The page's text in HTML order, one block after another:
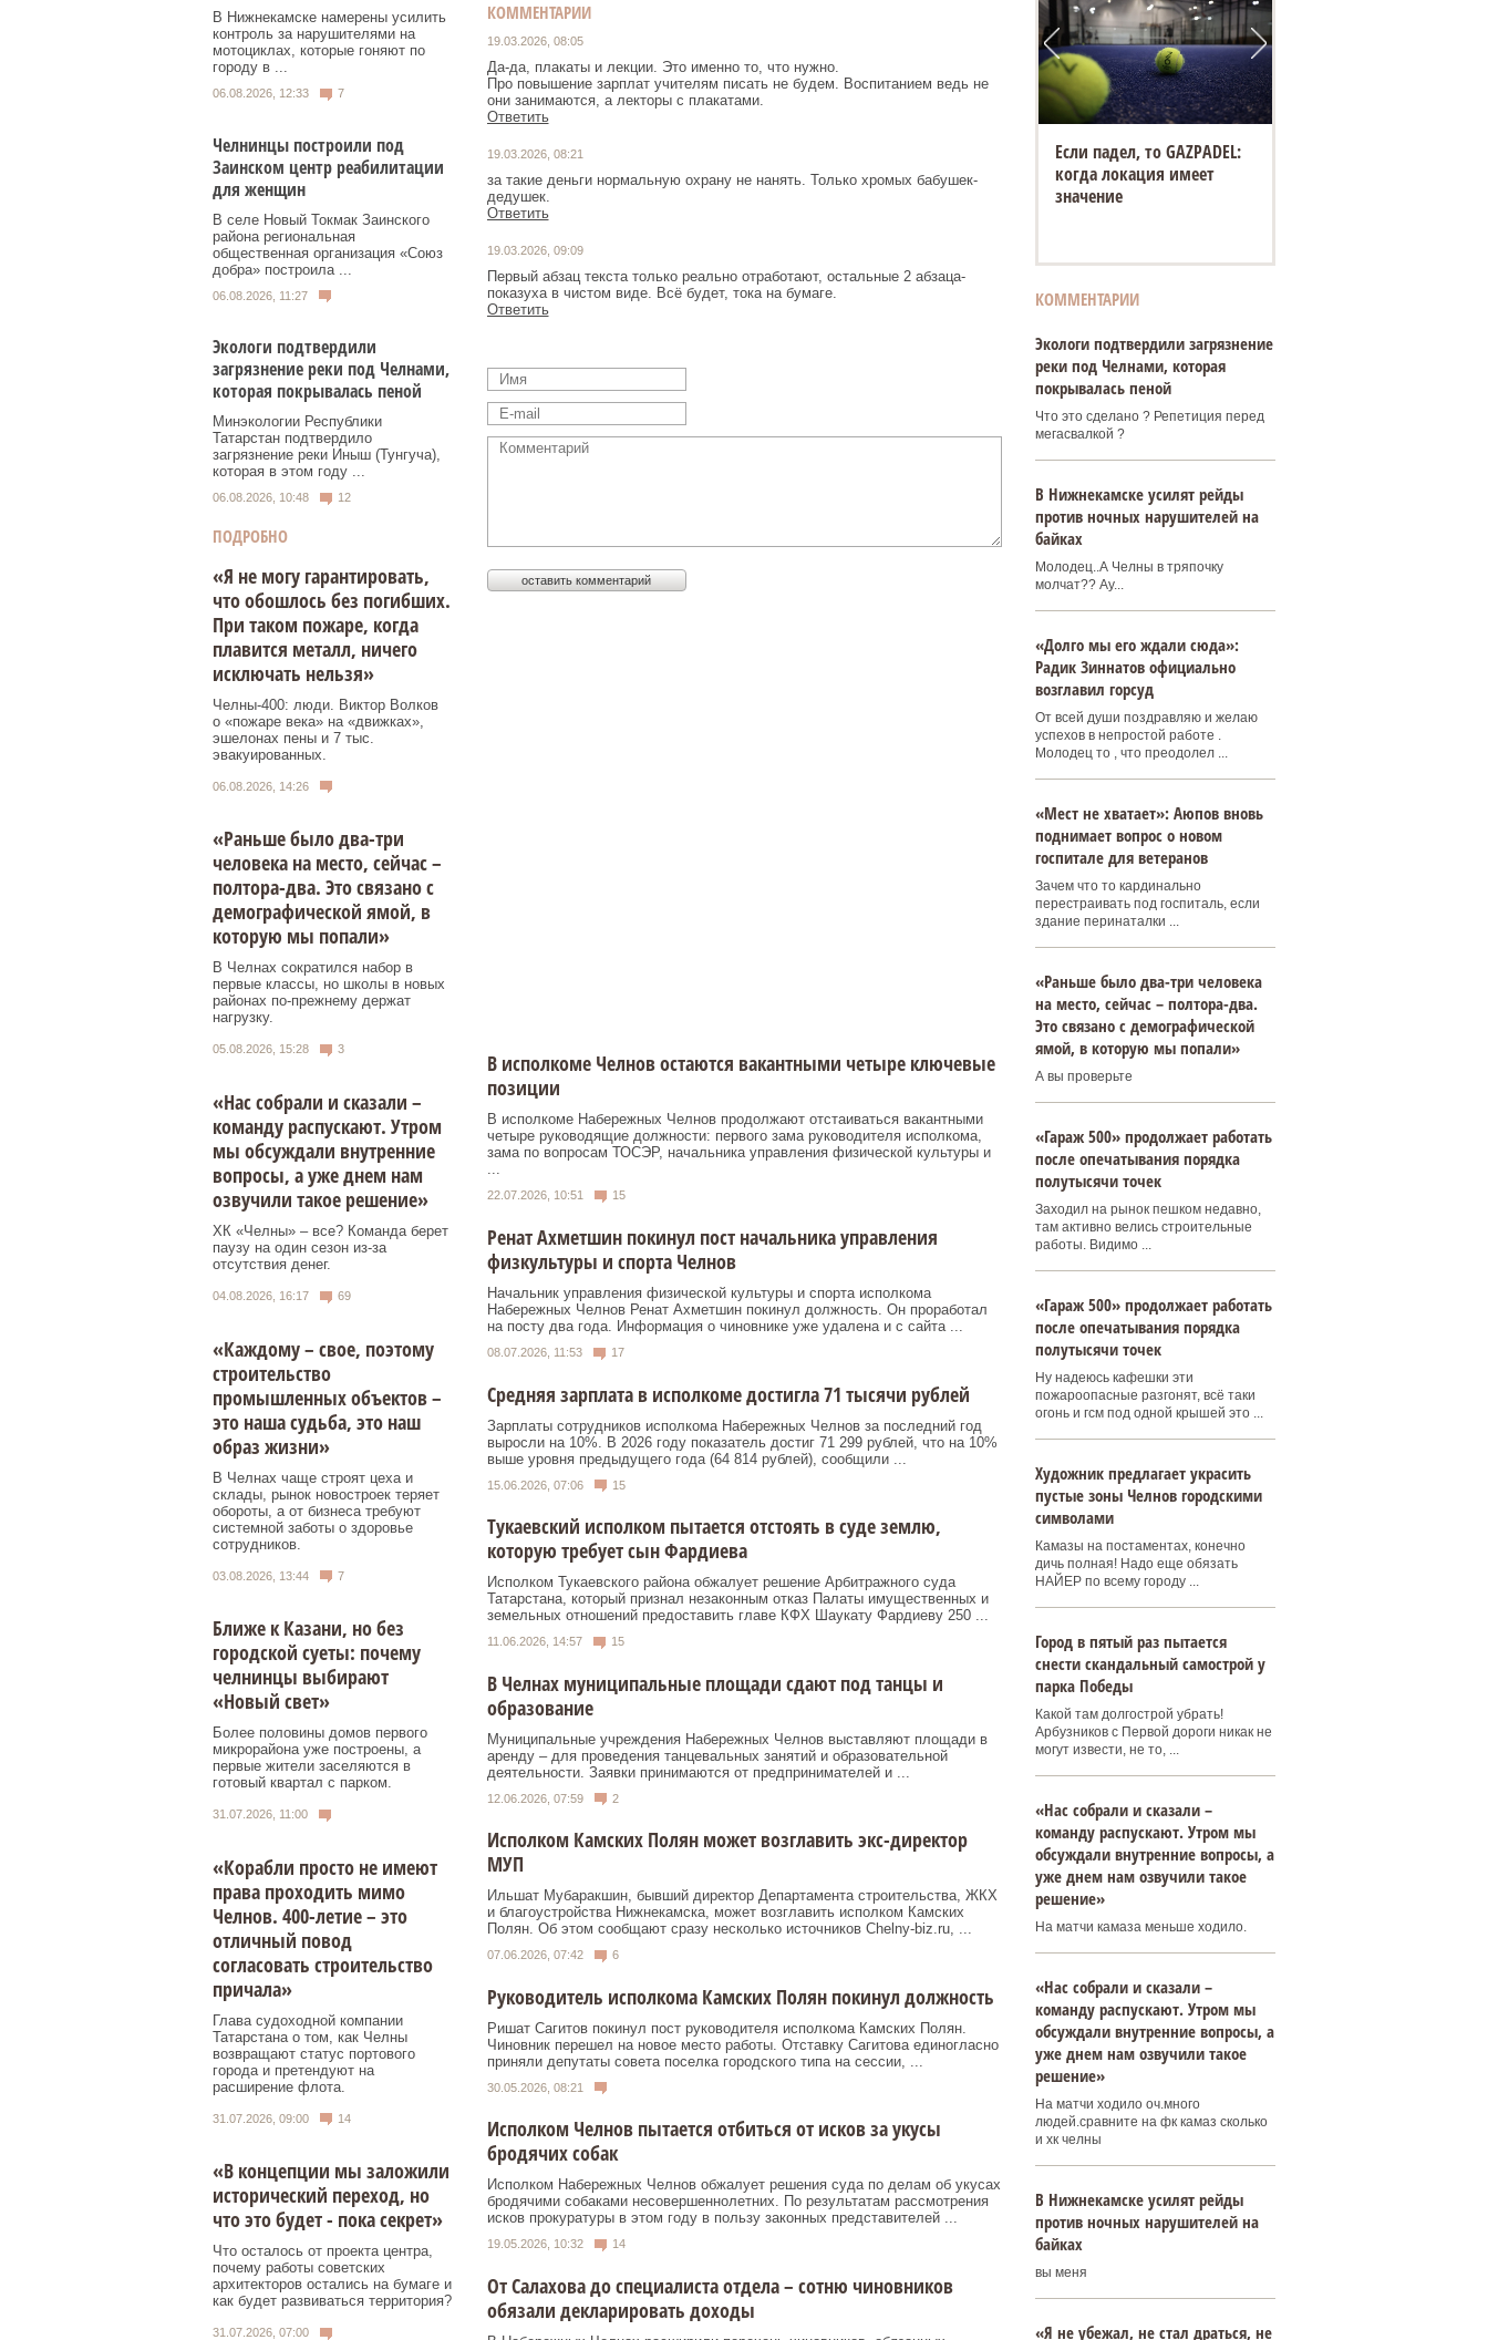
В Нижнекамске намерены усилить
контроль за нарушителями на
мотоциклах, которые гоняют по
городу в ...
06.08.2026, 12:33 7
Челнинцы построили под
Заинском центр реабилитации
для женщин
В селе Новый Токмак Заинского
района региональная
общественная организация «Союз
добра» построила ...
06.08.2026, 11:27
Экологи подтвердили
загрязнение реки под Челнами,
которая покрывалась пеной
Минэкологии Республики
Татарстан подтвердило
загрязнение реки Иныш (Тунгуча),
которая в этом году ...
06.08.2026, 10:48 12
ПОДРОБНО
«Я не могу гарантировать,
что обошлось без погибших.
При таком пожаре, когда
плавится металл, ничего
исключать нельзя»
Челны-400: люди. Виктор Волков
о «пожаре века» на «движках»,
эшелонах пены и 7 тыс.
эвакуированных.
06.08.2026, 14:26
«Раньше было два-три
человека на место, сейчас –
полтора-два. Это связано с
демографической ямой, в
которую мы попали»
В Челнах сократился набор в
первые классы, но школы в новых
районах по-прежнему держат
нагрузку.
05.08.2026, 15:28 3
«Нас собрали и сказали –
команду распускают. Утром
мы обсуждали внутренние
вопросы, а уже днем нам
озвучили такое решение»
ХК «Челны» – все? Команда берет
паузу на один сезон из-за
отсутствия денег.
04.08.2026, 16:17 69
«Каждому – свое, поэтому
строительство
промышленных объектов –
это наша судьба, это наш
образ жизни»
В Челнах чаще строят цеха и
склады, рынок новостроек теряет
обороты, а от бизнеса требуют
системной заботы о здоровье
сотрудников.
03.08.2026, 13:44 7
Ближе к Казани, но без
городской суеты: почему
челнинцы выбирают
«Новый свет»
Более половины домов первого
микрорайона уже построены, а
первые жители заселяются в
готовый квартал с парком.
31.07.2026, 11:00
«Корабли просто не имеют
права проходить мимо
Челнов. 400-летие – это
отличный повод
согласовать строительство
причала»
Глава судоходной компании
Татарстана о том, как Челны
возвращают статус портового
города и претендуют на
расширение флота.
31.07.2026, 09:00 14
«В концепции мы заложили
исторический переход, но
что это будет - пока секрет»
Что осталось от проекта центра,
почему работы советских
архитекторов остались на бумаге и
как будет развиваться территория?
31.07.2026, 07:00
КОММЕНТАРИИ
19.03.2026, 08:05
Да-да, плакаты и лекции. Это именно то, что нужно.
Про повышение зарплат учителям писать не будем. Воспитанием ведь не
они занимаются, а лекторы с плакатами.
Ответить
19.03.2026, 08:21
за такие деньги нормальную охрану не нанять. Только хромых бабушек-
Ответить
19.03.2026, 09:09
Первый абзац текста только реально отработают, остальные 2 абзаца-
показуха в чистом виде. Всё будет, тока на бумаге.
Ответить
В исполкоме Челнов остаются вакантными четыре ключевые
позиции
В исполкоме Набережных Челнов продолжают отстаиваться вакантными
четыре руководящие должности: первого зама руководителя исполкома,
зама по вопросам ТОСЭР, начальника управления физической культуры и
...
22.07.2026, 10:51 15
Ренат Ахметшин покинул пост начальника управления
физкультуры и спорта Челнов
Начальник управления физической культуры и спорта исполкома
Набережных Челнов Ренат Ахметшин покинул должность. Он проработал
на посту два года. Информация о чиновнике уже удалена и с сайта ...
08.07.2026, 11:53 17
Средняя зарплата в исполкоме достигла 71 тысячи рублей
Зарплаты сотрудников исполкома Набережных Челнов за последний год
выросли на 10%. В 2026 году показатель достиг 71 299 рублей, что на 10%
выше уровня предыдущего года (64 814 рублей), сообщили ...
15.06.2026, 07:06 15
Тукаевский исполком пытается отстоять в суде землю,
которую требует сын Фардиева
Исполком Тукаевского района обжалует решение Арбитражного суда
Татарстана, который признал незаконным отказ Палаты имущественных и
земельных отношений предоставить главе КФХ Шаукату Фардиеву 250 ...
11.06.2026, 14:57 15
В Челнах муниципальные площади сдают под танцы и
образование
Муниципальные учреждения Набережных Челнов выставляют площади в
аренду – для проведения танцевальных занятий и образовательной
деятельности. Заявки принимаются от предпринимателей и ...
12.06.2026, 07:59 2
Исполком Камских Полян может возглавить экс-директор
МУП
Ильшат Мубаракшин, бывший директор Департамента строительства, ЖКХ
и благоустройства Нижнекамска, может возглавить исполком Камских
Полян. Об этом сообщают сразу несколько источников Сhelny-biz.ru, ...
07.06.2026, 07:42 6
Руководитель исполкома Камских Полян покинул должность
Ришат Сагитов покинул пост руководителя исполкома Камских Полян.
Чиновник перешел на новое место работы. Отставку Сагитова единогласно
приняли депутаты совета поселка городского типа на сессии, ...
30.05.2026, 08:21
Исполком Челнов пытается отбиться от исков за укусы
бродячих собак
Исполком Набережных Челнов обжалует решения суда по делам об укусах
бродячими собаками несовершеннолетних. По результатам рассмотрения
исков прокуратуры в этом году в пользу законных представителей ...
19.05.2026, 10:32 14
От Салахова до специалиста отдела – сотню чиновников
обязали декларировать доходы
Если падел, то GAZPADEL:
когда локация имеет
значение
КОММЕНТАРИИ
Экологи подтвердили загрязнение
реки под Челнами, которая
покрывалась пеной
Что это сделано ? Репетиция перед
мегасвалкой ?
В Нижнекамске усилят рейды
против ночных нарушителей на
байках
Молодец..А Челны в тряпочку
молчат?? Ау...
«Долго мы его ждали сюда»:
Радик Зиннатов официально
возглавил горсуд
От всей души поздравляю и желаю
успехов в непростой работе .
Молодец то , что преодолел ...
«Мест не хватает»: Аюпов вновь
поднимает вопрос о новом
госпитале для ветеранов
Зачем что то кардинально
перестраивать под госпиталь, если
здание перинаталки ...
«Раньше было два-три человека
на место, сейчас – полтора-два.
Это связано с демографической
ямой, в которую мы попали»
А вы проверьте
«Гараж 500» продолжает работать
после опечатывания порядка
полутысячи точек
Заходил на рынок пешком недавно,
там активно велись строительные
работы. Видимо ...
«Гараж 500» продолжает работать
после опечатывания порядка
полутысячи точек
Ну надеюсь кафешки эти
пожароопасные разгонят, всё таки
огонь и гсм под одной крышей это ...
Художник предлагает украсить
пустые зоны Челнов городскими
символами
Камазы на постаментах, конечно
дичь полная! Надо еще обязать
НАЙЕР по всему городу ...
Город в пятый раз пытается
снести скандальный самострой у
парка Победы
Какой там долгострой убрать!
Арбузников с Первой дороги никак не
могут извести, не то, ...
«Нас собрали и сказали –
команду распускают. Утром мы
обсуждали внутренние вопросы, а
уже днем нам озвучили такое
решение»
На матчи камаза меньше ходило.
«Нас собрали и сказали –
команду распускают. Утром мы
обсуждали внутренние вопросы, а
уже днем нам озвучили такое
решение»
На матчи ходило оч.много
людей.сравните на фк камаз сколько
и хк челны
В Нижнекамске усилят рейды
против ночных нарушителей на
байках
вы меня
«Я не убежал, не стал драться, не